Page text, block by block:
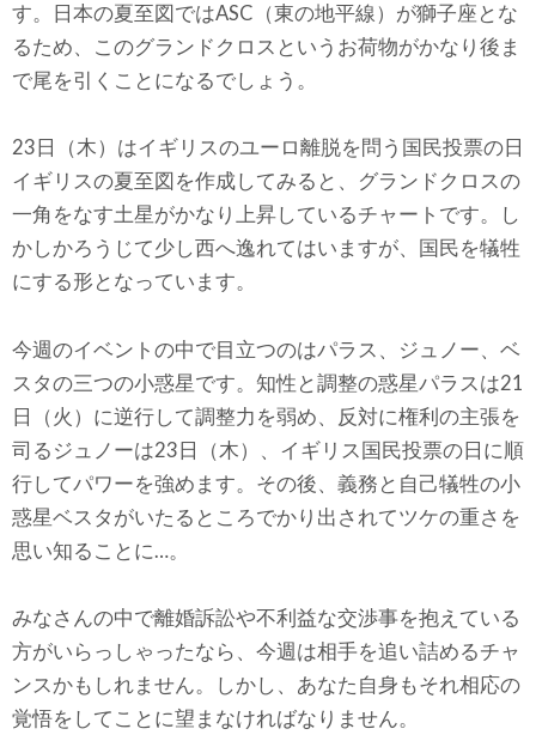
す。日本の夏至図ではASC（東の地平線）が獅子座とな
るため、このグランドクロスというお荷物がかなり後ま
で尾を引くことになるでしょう。
23日（木）はイギリスのユーロ離脱を問う国民投票の日
イギリスの夏至図を作成してみると、グランドクロスの
一角をなす土星がかなり上昇しているチャートです。し
かしかろうじて少し西へ逸れてはいますが、国民を犠牲
にする形となっています。
今週のイベントの中で目立つのはパラス、ジュノー、ベ
スタの三つの小惑星です。知性と調整の惑星パラスは21
日（火）に逆行して調整力を弱め、反対に権利の主張を
司るジュノーは23日（木）、イギリス国民投票の日に順
行してパワーを強めます。その後、義務と自己犠牲の小
惑星ベスタがいたるところでかり出されてツケの重さを
思い知ることに…。
みなさんの中で離婚訴訟や不利益な交渉事を抱えている
方がいらっしゃったなら、今週は相手を追い詰めるチャ
ンスかもしれません。しかし、あなた自身もそれ相応の
覚悟をしてことに望まなければなりません。